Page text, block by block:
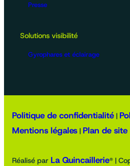
Presse
Solutions visibilité
Gyrophares et éclairage
Politique de confidentialité |
Mentions légales | Plan de site
Réalisé par La Quincaillerie® |